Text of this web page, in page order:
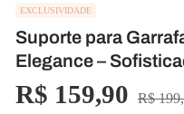
EXCLUSIVIDADE
Suporte para
Elegance –
Preço
R$ 159,90
Preço
R$